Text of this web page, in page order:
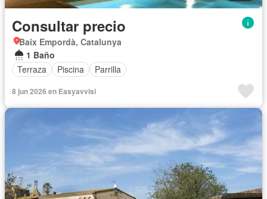
Consultar precio
Baix Empordà, Catalunya
1 Baño
Terraza
Piscina Parrilla
8 jun 2026 en Easyavvisi